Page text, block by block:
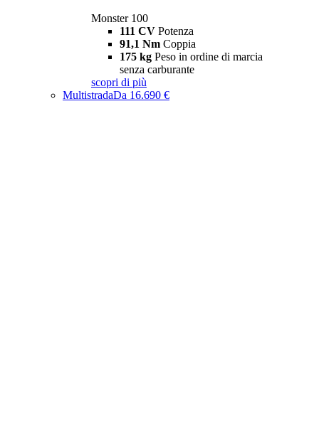
Monster 100
111 CV Potenza
91,1 Nm Coppia
175 kg Peso in ordine di marcia
senza carburante
scopri di più
MultistradaDa 16.690 €